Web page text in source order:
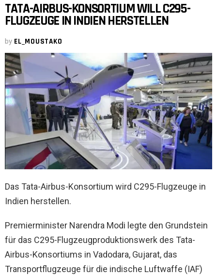
TATA-AIRBUS-KONSORTIUM WILL C295-
FLUGZEUGE IN INDIEN HERSTELLEN
by EL_MOUSTAKO
Das Tata-Airbus-Konsortium wird C295-Flugzeuge in
Indien herstellen.
Premierminister Narendra Modi legte den Grundstein
für das C295-Flugzeugproduktionswerk des Tata-
Airbus-Konsortiums in Vadodara, Gujarat, das
Transportflugzeuge für die indische Luftwaffe (IAF)